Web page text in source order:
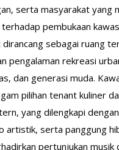
serta masyarakat yang
pembukaan
sebagai ruang
pengalaman rekreasi
dan generasi muda.
pilihan tenant kuliner
yang dilengkapi
serta panggung
pertunjukan musik